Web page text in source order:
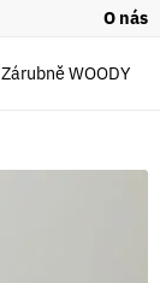
O nás
Zárubně WOODY